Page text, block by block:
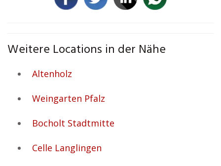
Weitere Locations in der Nähe
Altenholz
Weingarten Pfalz
Bocholt Stadtmitte
Celle Langlingen